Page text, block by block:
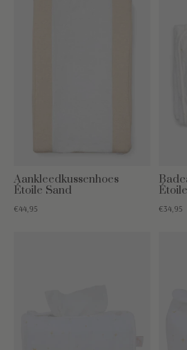
Aankleedkussenhoes
Étoile Sand
€44,95 €34,95